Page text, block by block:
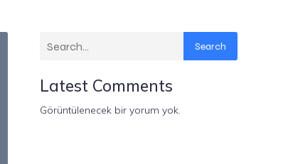
Search
Latest Comments
Görüntülenecek bir yorum yok.